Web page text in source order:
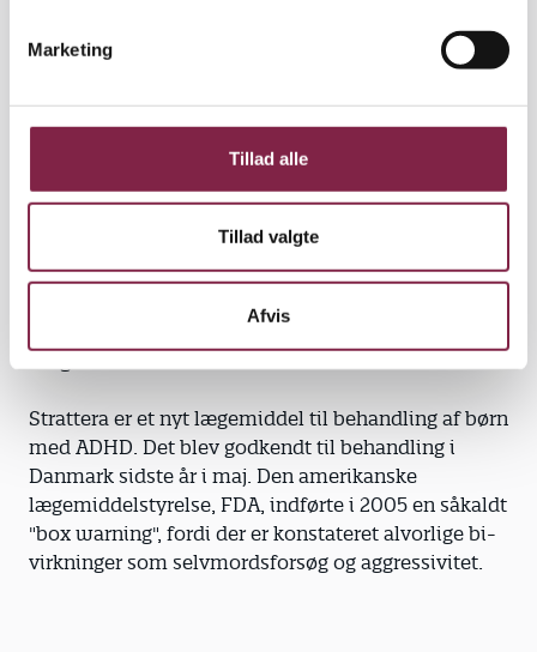
Marketing
Tillad alle
Tillad valgte
Afvis
medicin til børn og unge, kan jeg være meget i tvivl
om, hvorvidt industrien vil finansiere
undersøgelsen. Det skulle da kun være, hvis en
virksomhed havde behov for at vise, at den er etisk
Strattera er et nyt lægemiddel til behandling af børn
med ADHD. Det blev godkendt til behandling i
Danmark sidste år i maj. Den amerikanske
lægemiddelstyrelse, FDA, indførte i 2005 en såkaldt
"box warning", fordi der er konstateret alvorlige bi-
virkninger som selvmordsforsøg og aggressivitet.